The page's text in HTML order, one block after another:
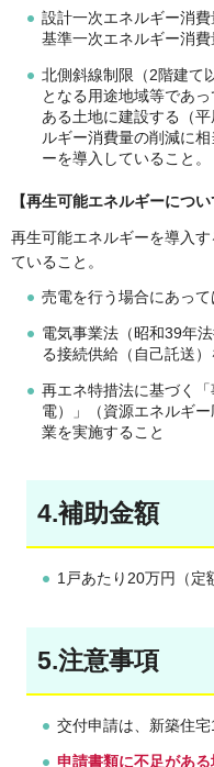
設計一次エネルギー消費
基準一次エネルギー消
北側斜線制限（2階建て
となる用途地域等であ
ある土地に建設する（
ルギー消費量の削減に
ーを導入していること。
【再生可能エネルギーについ
再生可能エネルギーを導入
ていること。
売電を行う場合にあっ
電気事業法（昭和39年
る接続供給（自己託送
再エネ特措法に基づく
電）」（資源エネルギ
業を実施すること
4.補助金額
1戸あたり20万円（定
5.注意事項
交付申請は、新築住宅
申請書類に不足がある